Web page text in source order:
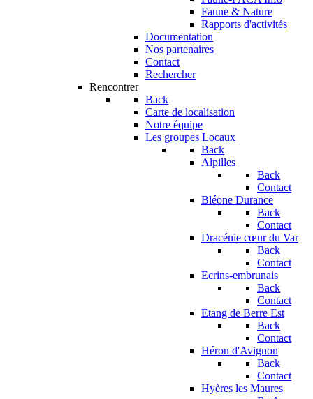
Faune & Nature
Rapports d'activités
Documentation
Nos partenaires
Contact
Rechercher
Rencontrer
Back
Carte de localisation
Notre équipe
Les groupes Locaux
Back
Alpilles
Back
Contact
Bléone Durance
Back
Contact
Dracénie cœur du Var
Back
Contact
Ecrins-embrunais
Back
Contact
Etang de Berre Est
Back
Contact
Héron d'Avignon
Back
Contact
Hyères les Maures